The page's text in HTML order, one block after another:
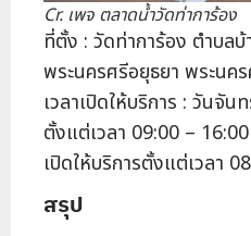
Cr. เพจ ตลาดน้ำวัดท่าการ้อง
ที่ตั้ง : วัดท่าการ้อง ตำบลบ้
พระนครศรีอยุธยา พระนค
เวลาเปิดให้บริการ : วันจัน
ตั้งแต่เวลา 09:00 –
เปิดให้บริการตั้งแต่เวลา
สรุป